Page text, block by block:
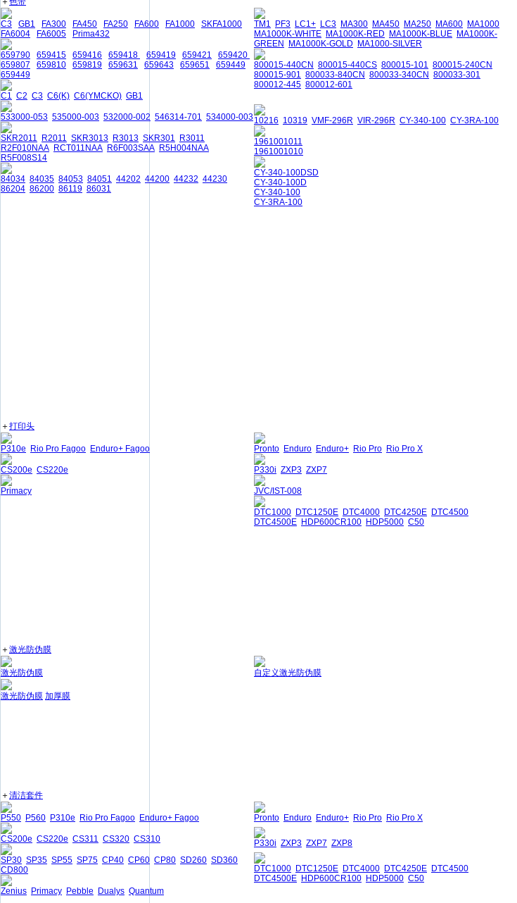
C3 GB1 FA300 FA450 FA250 FA600 FA1000
SKFA1000
FA6004
FA6005 Prima432
659790 659415 659416 659418 659419 659421
659420
659807
659810 659819 659631 659643 659651
659449
659449
C1 C2 C3 C6(K) C6(YMCKO) GB1
533000-053 535000-003 532000-002 546314-701 534000-003
SKR2011 R2011 SKR3013 R3013 SKR301
R3011
R2F010NAA RCT011NAA R6F003SAA R5H004NAA
R5F008S14
84034 84035 84053 84051 44202 44200 44232 44230
86204 86200 86119 86031
TM1 PF3 LC1+ LC3 MA300 MA450 MA250 MA600 MA1000
MA1000K-WHITE MA1000K-RED MA1000K-BLUE MA1000K-
GREEN
MA1000K-GOLD MA1000-SILVER
800015-440CN 800015-440CS 800015-101 800015-240CN
800015-901 800033-840CN 800033-340CN 800033-301
800012-445 800012-601
10216 10319 VMF-296R VIR-296R CY-340-100 CY-3RA-100
1961001011
1961001010
CY-340-100DSD
CY-340-100D
CY-340-100
CY-3RA-100
＋打印头
P310e Rio Pro Fagoo Enduro+ Fagoo
CS200e CS220e
Primacy
Pronto Enduro Enduro+ Rio Pro Rio Pro X
P330i ZXP3 ZXP7
JVC/IST-008
DTC1000 DTC1250E DTC4000 DTC4250E DTC4500
DTC4500E HDP600CR100 HDP5000 C50
＋激光防伪膜
激光防伪膜
激光防伪膜 加厚膜
自定义激光防伪膜
＋清洁套件
P550 P560 P310e Rio Pro Fagoo Enduro+ Fagoo
CS200e CS220e CS311 CS320 CS310
SP30 SP35 SP55 SP75 CP40 CP60 CP80 SD260 SD360
CD800
Zenius Primacy Pebble Dualys Quantum
Pronto Enduro Enduro+ Rio Pro Rio Pro X
P330i ZXP3 ZXP7 ZXP8
DTC1000 DTC1250E DTC4000 DTC4250E DTC4500
DTC4500E HDP600CR100 HDP5000 C50